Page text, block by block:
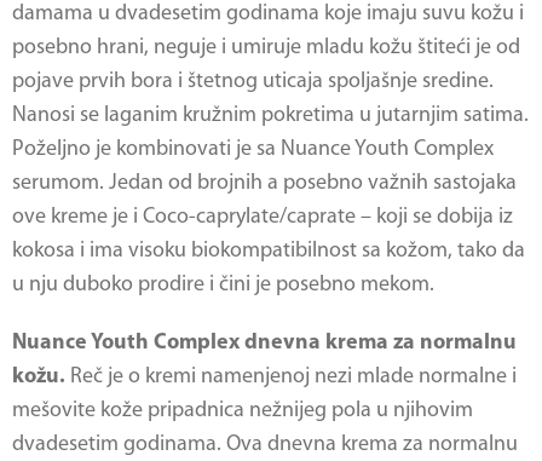
damama u dvadesetim godinama koje imaju suvu kožu i
posebno hrani, neguje i umiruje mladu kožu štiteći je od
pojave prvih bora i štetnog uticaja spoljašnje sredine.
Nanosi se laganim kružnim pokretima u jutarnjim satima.
Poželjno je kombinovati je sa Nuance Youth Complex
serumom. Jedan od brojnih a posebno važnih sastojaka
ove kreme je i Coco-caprylate/caprate – koji se dobija iz
kokosa i ima visoku biokompatibilnost sa kožom, tako da
u nju duboko prodire i čini je posebno mekom.
Nuance Youth Complex dnevna krema za normalnu
kožu. Reč je o kremi namenjenoj nezi mlade normalne i
mešovite kože pripadnica nežnijeg pola u njihovim
dvadesetim godinama. Ova dnevna krema za normalnu